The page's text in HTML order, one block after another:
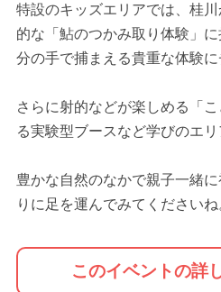
特設のキッズエリアでは、桂
的な「鮎のつかみ取り体験」
分の手で捕まえる貴重な体験に
さらに射的などが楽しめる「
る実験型ブースなど学びのエリ
豊かな自然のなかで親子一緒
りに足を運んでみてくださいね
このイベントの詳